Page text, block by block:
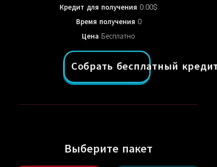
Кредит для получения 0.00$
Время получения 0
Цена Бесплатно
Собрать бесплатный
Выберите пакет